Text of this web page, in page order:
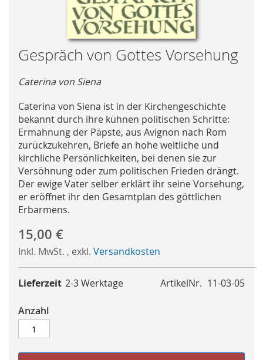
Skip
to
the
beginning
of
the
images
gallery
Gespräch von Gottes Vorsehung
Caterina von Siena
Caterina von Siena ist in der Kirchengeschichte
bekannt durch ihre kühnen politischen Schritte:
Ermahnung der Päpste, aus Avignon nach Rom
zurückzukehren, Briefe an hohe weltliche und
kirchliche Persönlichkeiten, bei denen sie zur
Versöhnung oder zum politischen Frieden drängt.
Der ewige Vater selber erklärt ihr seine Vorsehung,
er eröffnet ihr den Gesamtplan des göttlichen
Erbarmens.
15,00 €
Inkl. MwSt. , exkl. Versandkosten
ArtikelNr. 11-03-05
Lieferzeit 2-3 Werktage
Anzahl